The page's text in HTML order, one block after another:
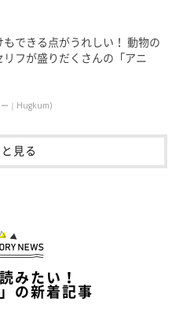
もできる点がうれしい！ 動物の
リフが盛りだくさんの「アニ
ー｜Hugkum)
見る
みたい！
の新着記事